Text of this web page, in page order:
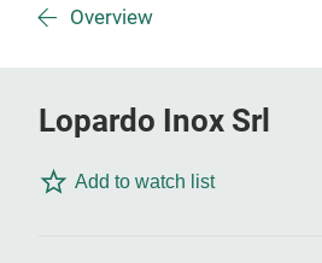
Overview
Lopardo Inox Srl
Add to watch list